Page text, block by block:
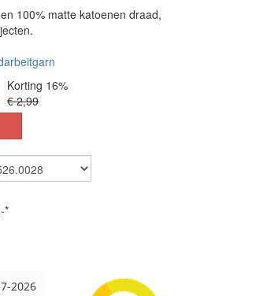
100% matte katoenen draad,
Korting 16%
€ 2,99
*
2026 Nell uit Beuningen